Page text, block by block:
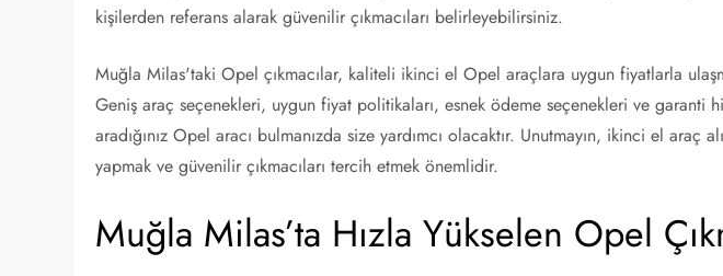
kişilerden referans alarak güvenilir çıkmacıları belirleyebilirsiniz.
Muğla Milas'taki Opel çıkmacılar, kaliteli ikinci el Opel araçlara uygun fiyatlarla
Geniş araç seçenekleri, uygun fiyat politikaları, esnek ödeme seçenekleri ve garanti
aradığınız Opel aracı bulmanızda size yardımcı olacaktır. Unutmayın, ikinci el araç
yapmak ve güvenilir çıkmacıları tercih etmek önemlidir.
Muğla Milas’ta Hızla Yükselen Opel